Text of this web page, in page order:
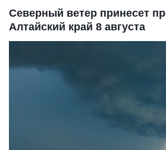
Северный ветер принесет
Алтайский край 8 августа